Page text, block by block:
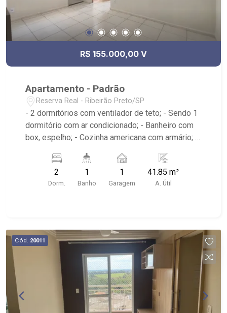
R$ 155.000,00 V
Apartamento - Padrão
Reserva Real - Ribeirão Preto/SP
- 2 dormitórios com ventilador de teto; - Sendo 1
dormitório com ar condicionado; - Banheiro com
box, espelho; - Cozinha americana com armário; -
Condomínio com piscinas, campo de futebol,
playgrounds, espaço kids, bicicletário, 4 espaços
gourmet e áreas externas para churrasco
as avenidas Alfredo Ravaneli e Henri Nestlé;
2
Dorm.
1
Banho
1
Garagem
41.85 m²
A. Útil
Cód. 20011